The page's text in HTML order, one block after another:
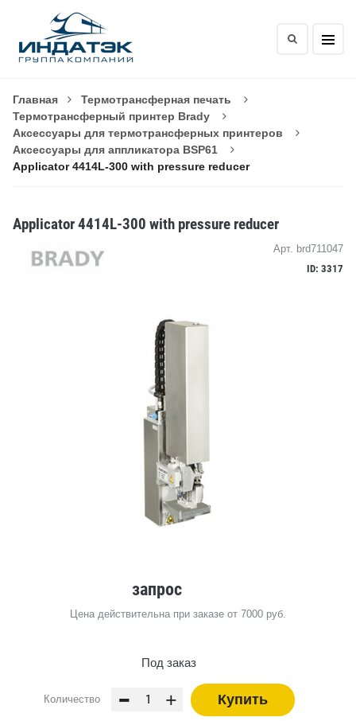
Главная
Термотрансферная печать
Термотрансферный принтер Brady
Аксессуары для термотрансферных принтеров
Аксессуары для аппликатора BSP61
Applicator 4414L-300 with pressure reducer
Applicator 4414L-300 with pressure reducer
Арт. brd711047
ID: 3317
запрос
Цена действительна при заказе от 7000 руб.
Под заказ
Количество - + Купить